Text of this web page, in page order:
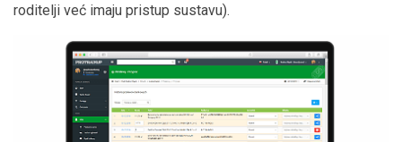
roditelji već imaju pristup sustavu).